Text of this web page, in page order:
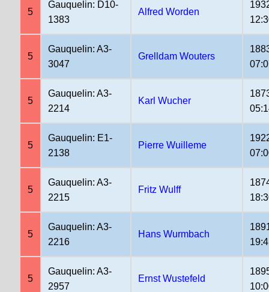
5
Gauquelin: D10-
1383
Alfred Worden
5
Gauquelin: A3-
3047
Grelldam Wouters
5
Gauquelin: A3-
2214
Karl Wucher
5
Gauquelin: E1-
2138
Pierre Wuilleme
5
Gauquelin: A3-
2215
Fritz Wulff
5
Gauquelin: A3-
2216
Hans Wurmbach
5
Gauquelin: A3-
2957
Ernst Wustefeld